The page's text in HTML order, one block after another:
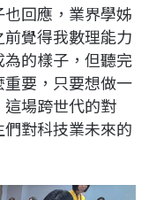
回應，業界學姊
覺得我數理能力
的樣子，但聽完
要，只要想做一
場跨世代的對
對科技業未來的